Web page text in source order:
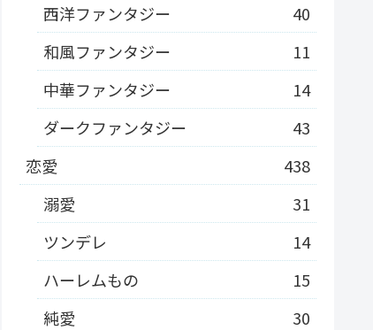
西洋ファンタジー
40
和風ファンタジー
11
中華ファンタジー
14
ダークファンタジー
43
恋愛
438
溺愛
31
ツンデレ
14
ハーレムもの
15
純愛
30